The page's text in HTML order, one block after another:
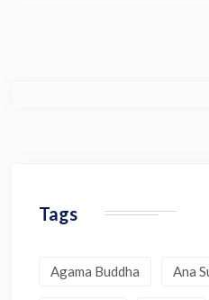
Tags
Agama Buddha Ana